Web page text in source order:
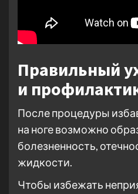
Правильный
и
После процедуры
на ноге возможно
болезненность,
жидкости.
Чтобы избежать